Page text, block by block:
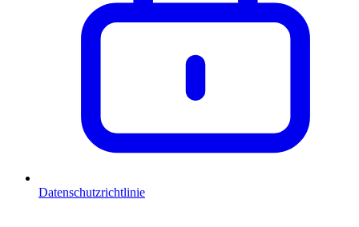
Datenschutzrichtlinie